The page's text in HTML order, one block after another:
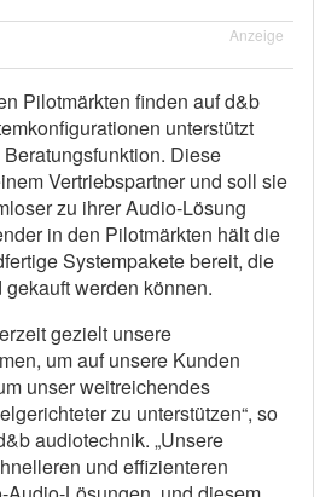
Anzeige
Pilotmärkten finden auf d&b
unterstützt
Diese
Vertriebspartner und soll sie
zu ihrer Audio-Lösung
in den Pilotmärkten hält die
Systempakete bereit, die
werden können.
gezielt unsere
um auf unsere Kunden
unser weitreichendes
zu unterstützen“, so
audiotechnik. „Unsere
und effizienteren